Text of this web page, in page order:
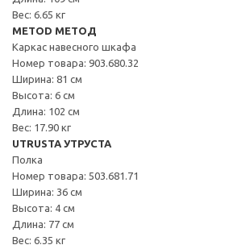
Вес: 6.65 кг
METOD МЕТОД
Каркас навесного шкафа
Номер товара: 903.680.32
Ширина: 81 см
Высота: 6 см
Длина: 102 см
Вес: 17.90 кг
UTRUSTA УТРУСТА
Полка
Номер товара: 503.681.71
Ширина: 36 см
Высота: 4 см
Длина: 77 см
Вес: 6.35 кг